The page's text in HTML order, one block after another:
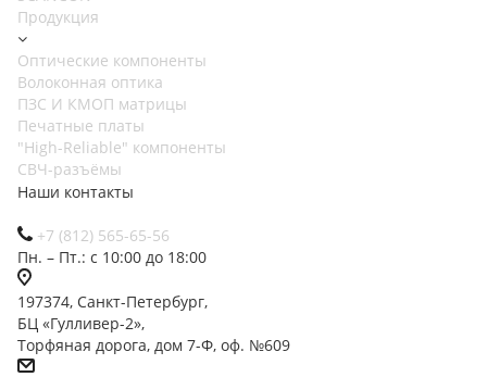
Продукция
Оптические компоненты
Волоконная оптика
ПЗС И КМОП матрицы
Печатные платы
"High-Reliable" компоненты
СВЧ-разъёмы
Наши контакты
+7 (812) 565-65-56
Пн. – Пт.: с 10:00 до 18:00
197374, Санкт-Петербург,
БЦ «Гулливер-2»,
Торфяная дорога, дом 7-Ф, оф. №609